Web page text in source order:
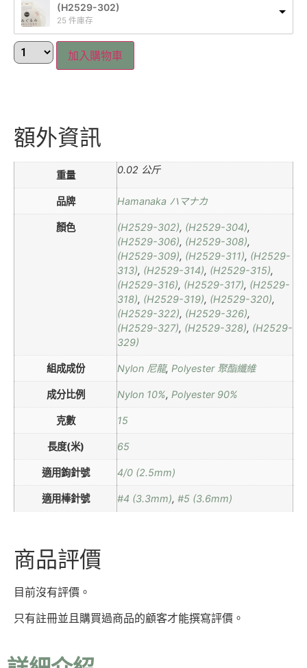
(H2529-302)
25 件庫存
加入購物車
額外資訊
重量 0.02 公斤
品牌 Hamanaka ハマナカ
顏色 (H2529-302), (H2529-304),
(H2529-306), (H2529-308),
(H2529-309), (H2529-311), (H2529-
313), (H2529-314), (H2529-315),
(H2529-316), (H2529-317), (H2529-
318), (H2529-319), (H2529-320),
(H2529-322), (H2529-326),
(H2529-327), (H2529-328), (H2529-
329)
組成成份 Nylon 尼龍, Polyester 聚酯纖維
成分比例 Nylon 10%, Polyester 90%
克數 15
長度(米) 65
適用鉤針號 4/0 (2.5mm)
適用棒針號 #4 (3.3mm), #5 (3.6mm)
商品評價
目前沒有評價。
只有註冊並且購買過商品的顧客才能撰寫評價。